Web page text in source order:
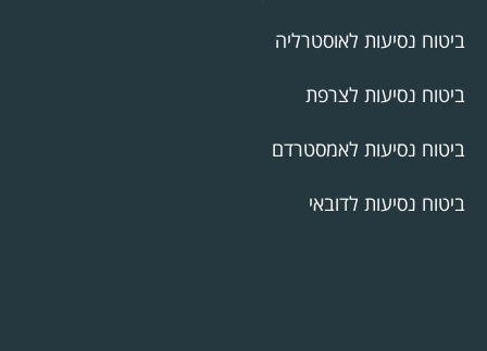
ביטוח נסיעות לאוסטרליה
ביטוח נסיעות לצרפת
ביטוח נסיעות לאמסטרדם
ביטוח נסיעות לדובאי